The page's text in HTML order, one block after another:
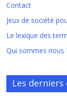
Contact
Jeux de société
Le lexique des
Qui sommes nous
Les